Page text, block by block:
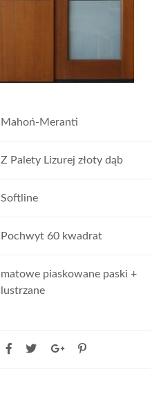
Mahoń-Meranti
Z Palety Lizurej złoty dąb
Softline
Pochwyt 60 kwadrat
matowe piaskowane paski +
lustrzane